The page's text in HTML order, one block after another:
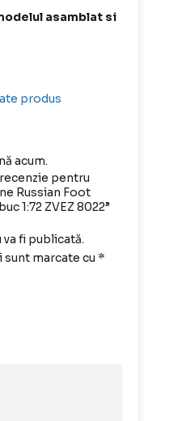
asamblat si
produs
acum.
pentru
Russian Foot
1:72 ZVEZ 8022”
fi publicată.
marcate cu *